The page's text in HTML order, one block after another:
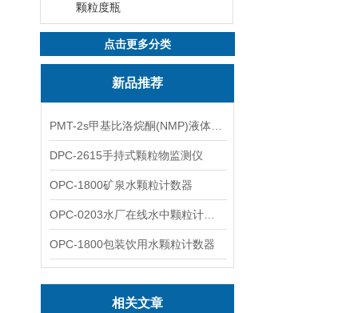
颗粒度瓶
点击更多分类
新品推荐
DPC-2615手持式颗粒物监测仪
OPC-1800矿泉水颗粒计数器
OPC-1800包装饮用水颗粒计数器
相关文章